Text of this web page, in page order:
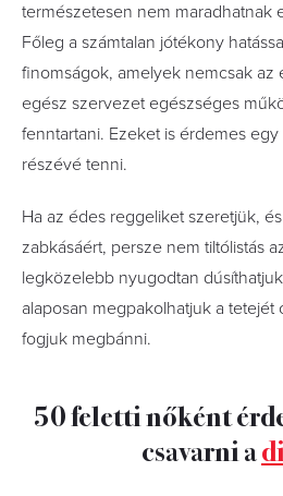
természetesen nem maradhatnak
Főleg a számtalan jótékony
finomságok, amelyek nemcsak az
egész szervezet egészséges
fenntartani. Ezeket is érdemes
részévé tenni.
Ha az édes reggeliket szeretjük,
zabkásáért, persze nem tiltólistás
legközelebb nyugodtan
alaposan megpakolhatjuk a tetejét
fogjuk megbánni.
50 feletti nőként
csavarni a